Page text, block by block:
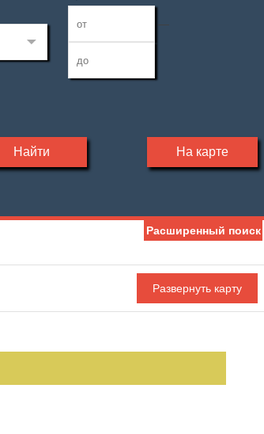
—
Найти На карте
Расширенный поиск